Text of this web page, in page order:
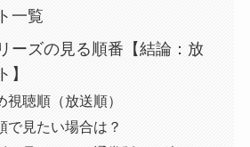
一覧
ーズの見る順番【結論：放
】
視聴順（放送順）
で見たい場合は？